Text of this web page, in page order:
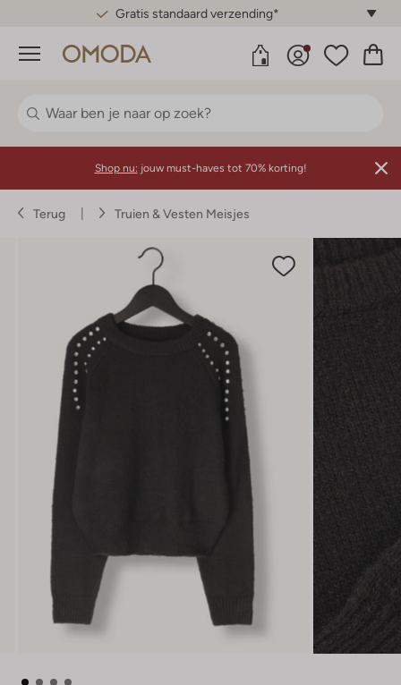
Gratis standaard verzending*
Menu
Shop nu: jouw must-haves tot 70% korting!
Terug Truien & Vesten Meisjes